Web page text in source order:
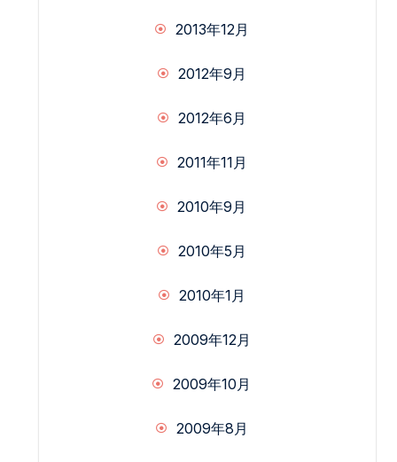
2013年12月
2012年9月
2012年6月
2011年11月
2010年9月
2010年5月
2010年1月
2009年12月
2009年10月
2009年8月